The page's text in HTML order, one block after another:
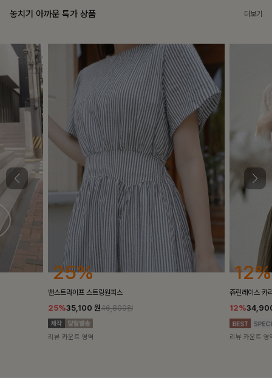
놓치기 아까운 특가 상품 더보기
25%
밴스트라이프 스트링원피스
25%35,100 원46,800원
리뷰 카운트 영역
12%
쥬린레이스 카
12%
리뷰 카운트 영